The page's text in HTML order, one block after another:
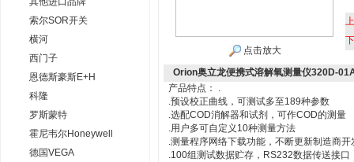
索尔SOR开关
横河
西门子
恩德斯豪斯E+H
科隆
罗斯蒙特
霍尼韦尔Honeywell
德国VEGA
点击放大
Orion奥立龙便携式溶解氧测量仪320D-
产品特点： .
.预设校正曲线，可测试多至189种参数
.选配COD消解器和试剂，可作COD的测量
.用户多可自定义10种测量方法
.测量程序网络下载功能，不断更新制造商
.100组测试数据贮存，RS232数据传送接